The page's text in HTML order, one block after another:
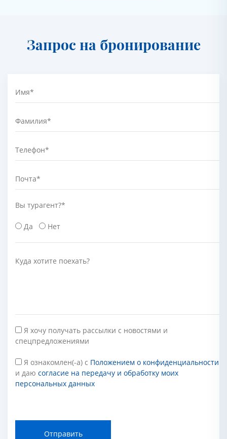
Запрос на бронирование
Имя*
Фамилия*
Телефон*
Почта*
Вы турагент?*
Да Нет
Куда хотите поехать?
Я хочу получать рассылки с новостями и
спецпредложениями
Я ознакомлен(-а) с Положением о конфиденциальности
и даю согласие на передачу и обработку моих
персональных данных
Отправить